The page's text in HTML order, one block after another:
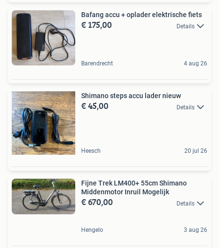
Bafang accu + oplader elektrische fiets
€ 175,00 Details
Barendrecht 4 aug 26
Shimano steps accu lader nieuw
€ 45,00 Details
Heesch 20 jul 26
Fijne Trek LM400+ 55cm Shimano
Middenmotor Inruil Mogelijk
€ 670,00 Details
Hengelo 3 aug 26